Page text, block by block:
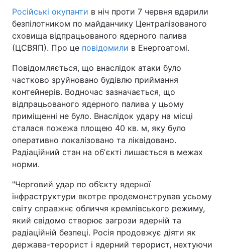
Російські окупанти в ніч проти 7 червня вдарили
безпілотником по майданчику Централізованого
сховища відпрацьованого ядерного палива
(ЦСВЯП). Про це повідомили в Енергоатомі.
Повідомляється, що внаслідок атаки було
частково зруйновано будівлю приймання
контейнерів. Водночас зазначається, що
відпрацьованого ядерного палива у цьому
приміщенні не було. Внаслідок удару на місці
сталася пожежа площею 40 кв. м, яку було
оперативно локалізовано та ліквідовано.
Радіаційний стан на обʼєкті лишається в межах
норми.
"Черговий удар по об’єкту ядерної
інфраструктури вкотре продемонстрував усьому
світу справжнє обличчя кремлівського режиму,
який свідомо створює загрози ядерній та
радіаційній безпеці. Росія продовжує діяти як
держава-терорист і ядерний терорист, нехтуючи